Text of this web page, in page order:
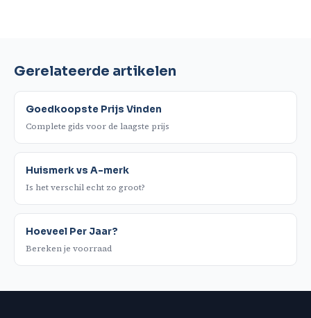
Gerelateerde artikelen
Goedkoopste Prijs Vinden
Complete gids voor de laagste prijs
Huismerk vs A-merk
Is het verschil echt zo groot?
Hoeveel Per Jaar?
Bereken je voorraad